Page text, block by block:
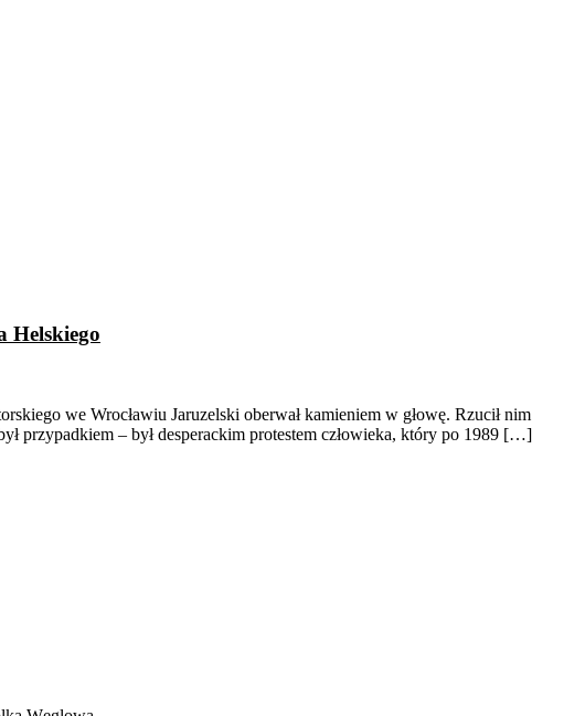
Helskiego
we Wrocławiu Jaruzelski oberwał kamieniem w głowę. Rzucił nim
przypadkiem – był desperackim protestem człowieka, który po 1989 […]